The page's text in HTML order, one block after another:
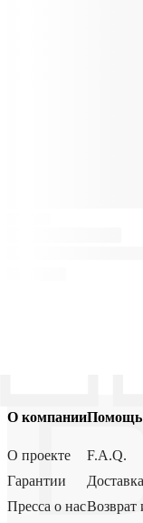
О компании
О проекте
Гарантии
Пресса о нас
Помощь
F.A.Q.
Доставка
Возврат